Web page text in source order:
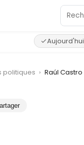
Aujourd'hui
politiques › Raúl Castro